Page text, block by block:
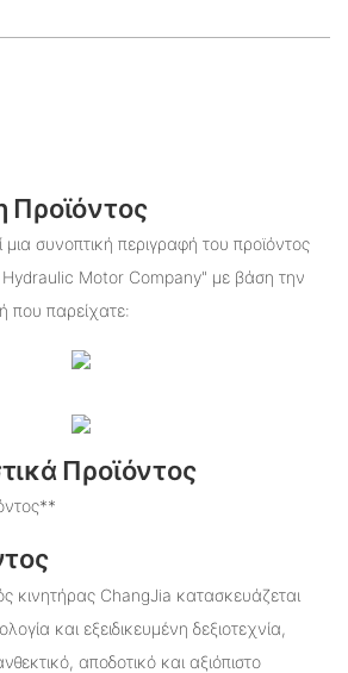
Προϊόντος
συνοπτική περιγραφή του προϊόντος
Motor Company" με βάση την
που παρείχατε:
Προϊόντος
κινητήρας ChangJia κατασκευάζεται
και εξειδικευμένη δεξιοτεχνία,
αποδοτικό και αξιόπιστο